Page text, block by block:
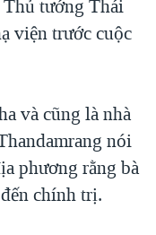
Thủ tướng Thái
viện trước cuộc
và cũng là nhà
nói
phương rằng bà
chính trị.